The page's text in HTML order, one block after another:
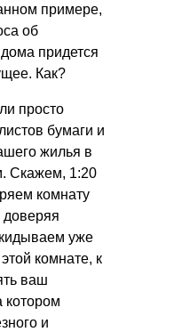
примере,
об
придется
Как?
просто
бумаги и
жилья в
Скажем, 1:20
комнату
доверяя
уже
комнате, к
ваш
и